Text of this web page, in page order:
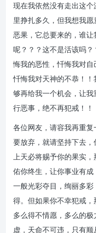
现在我依然没有走出这
里挣扎多久，但我想我
恶果，它总要来的，谁
呢？？？这不是活该吗
悔我的恶性，忏悔我对自
忏悔我对天神的不恭！
够再给我一个机会，让
行恶事，绝不再犯戒！！
各位网友，请容我再重
要放弃，就请坚持下去
上天必将赐予你的果实
佑你终生，让你事业有
一般光彩夺目，绚丽多
得。但如果你不幸犯戒
多么得不情愿，多么的
虚，天命不可违，只有